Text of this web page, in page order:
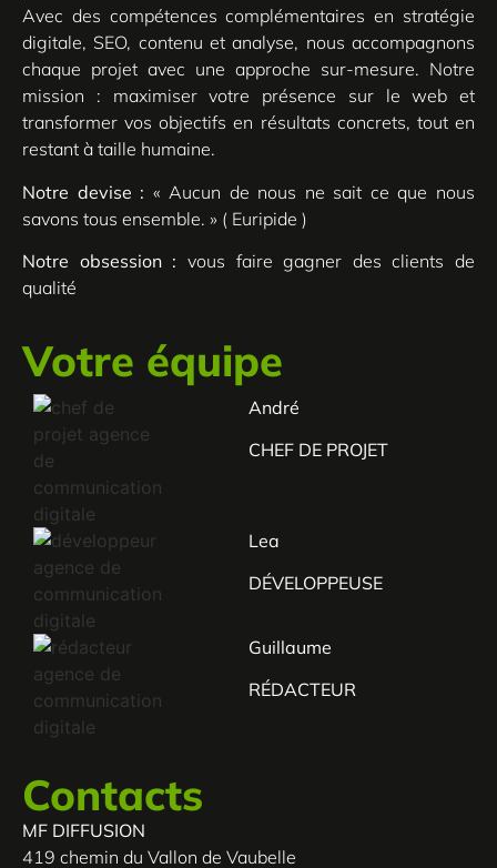
Avec des compétences complémentaires en stratégie
digitale, SEO, contenu et analyse, nous accompagnons
chaque projet avec une approche sur-mesure. Notre
mission : maximiser votre présence sur le web et
transformer vos objectifs en résultats concrets, tout en
restant à taille humaine.
Notre devise : « Aucun de nous ne sait ce que nous
savons tous ensemble. » ( Euripide )
Notre obsession : vous faire gagner des clients de
qualité
Votre équipe
André
CHEF DE PROJET
Lea
DÉVELOPPEUSE
Guillaume
RÉDACTEUR
Contacts
MF DIFFUSION
419 chemin du Vallon de Vaubelle